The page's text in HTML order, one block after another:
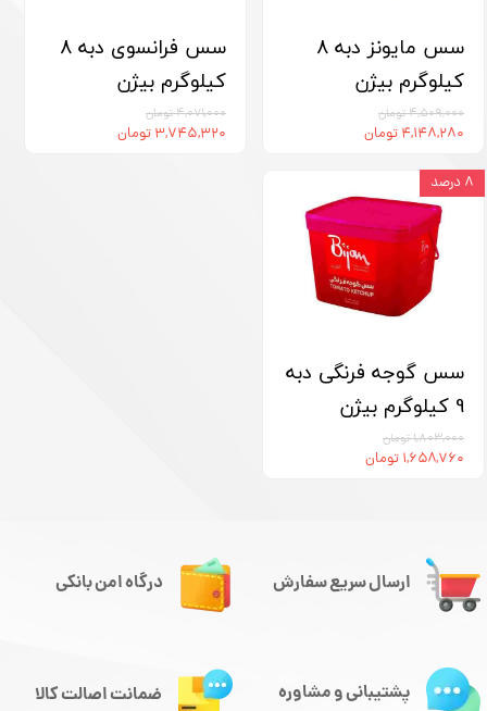
سس مایونز دبه 8
کیلوگرم بیژن
۴,۵۰۹,۰۰۰ تومان
۴,۱۴۸,۲۸۰ تومان
سس فرانسوی دبه 8
کیلوگرم بیژن
۴,۰۷۱,۰۰۰ تومان
۳,۷۴۵,۳۲۰ تومان
سس گوجه فرنگی دبه
9 کیلوگرم بیژن
۱,۸۰۳,۰۰۰ تومان
۱,۶۵۸,۷۶۰ تومان
۸ درصد
ارسال سریع سفارش درگاه امن بانکی
پشتیبانی و مشاوره ضمانت اصالت کالا